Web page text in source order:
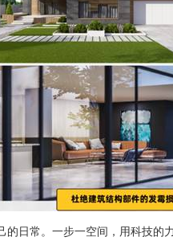
日常。一步一空间，用科技的